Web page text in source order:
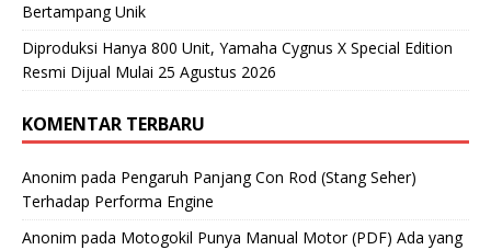
Bertampang Unik
Diproduksi Hanya 800 Unit, Yamaha Cygnus X Special Edition
Resmi Dijual Mulai 25 Agustus 2026
KOMENTAR TERBARU
Anonim pada Pengaruh Panjang Con Rod (Stang Seher)
Terhadap Performa Engine
Anonim pada Motogokil Punya Manual Motor (PDF) Ada yang